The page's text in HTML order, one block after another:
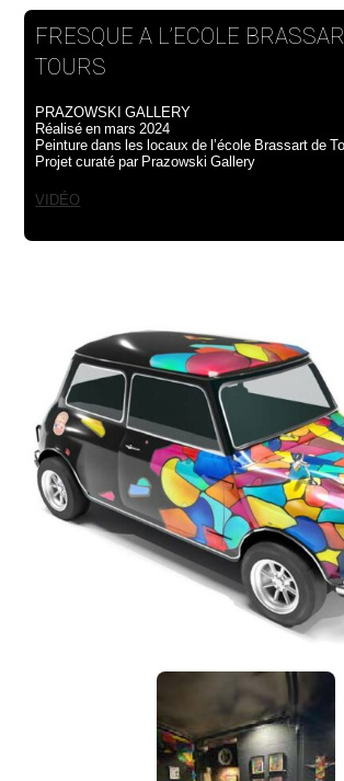
FRESQUE A L’ECOLE
TOURS
PRAZOWSKI GALLERY
Réalisé en mars 2024
Peinture dans les locaux de l’école Brassart de
Projet curaté par Prazowski Gallery
VIDÉO